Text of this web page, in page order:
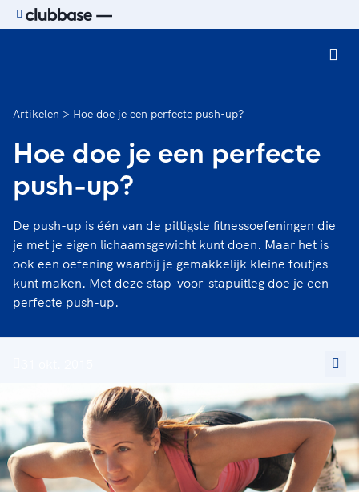
Artikelen Hoe doe je een perfecte push-up?
Hoe doe je een perfecte
push-up?
De push-up is één van de pittigste fitnessoefeningen die
je met je eigen lichaamsgewicht kunt doen. Maar het is
ook een oefening waarbij je gemakkelijk kleine foutjes
kunt maken. Met deze stap-voor-stapuitleg doe je een
perfecte push-up.